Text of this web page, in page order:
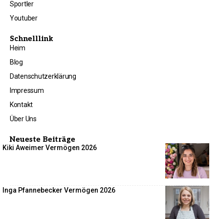
Sportler
Youtuber
Schnelllink
Heim
Blog
Datenschutzerklärung
Impressum
Kontakt
Über Uns
Neueste Beiträge
Kiki Aweimer Vermögen 2026
Inga Pfannebecker Vermögen 2026